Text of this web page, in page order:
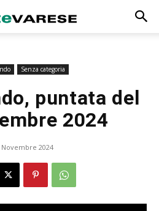
Senza categoria
puntata del
2024
Novembre 2024